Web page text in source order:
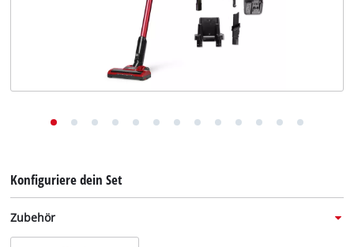
Konfiguriere dein Set
Zubehör